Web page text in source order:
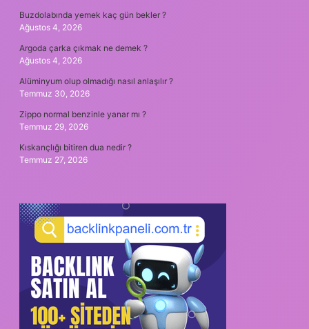
Buzdolabında yemek kaç gün bekler ?
Ağustos 4, 2026
Argoda çarka çıkmak ne demek ?
Ağustos 4, 2026
Alüminyum olup olmadığı nasıl anlaşılır ?
Temmuz 30, 2026
Zippo normal benzinle yanar mı ?
Temmuz 29, 2026
Kıskançlığı bitiren dua nedir ?
Temmuz 27, 2026